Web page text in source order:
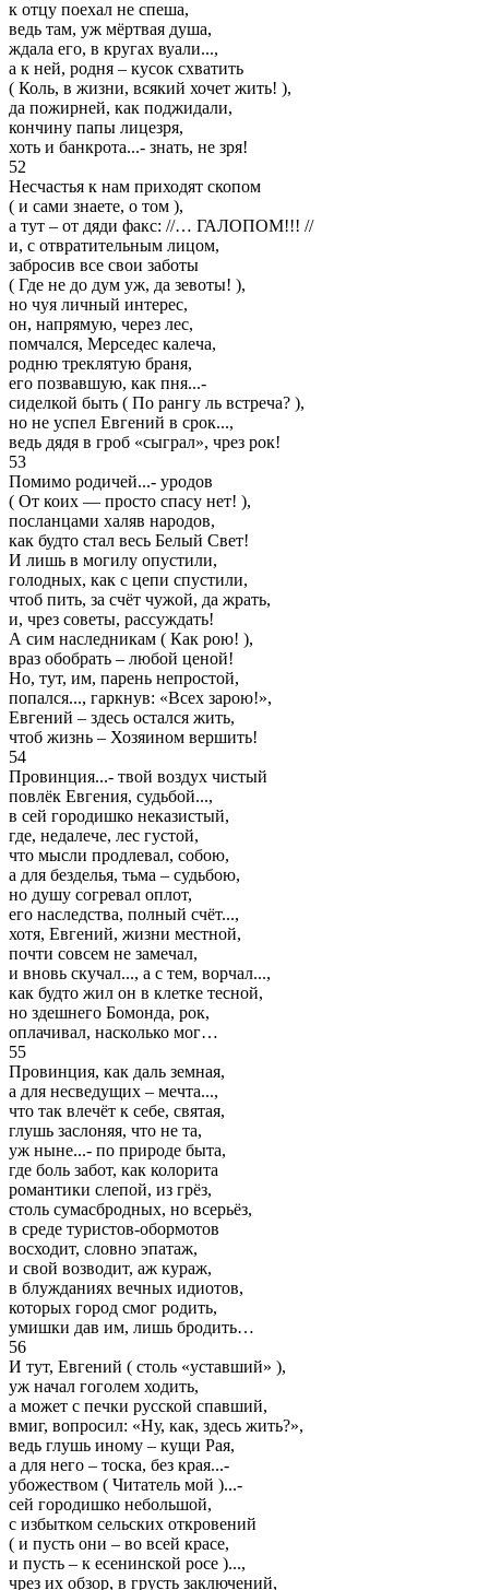
к отцу поехал не спеша,
ведь там, уж мёртвая душа,
ждала его, в кругах вуали...,
а к ней, родня – кусок схватить
( Коль, в жизни, всякий хочет жить! ),
да пожирней, как поджидали,
кончину папы лицезря,
хоть и банкрота...- знать, не зря!
52
Несчастья к нам приходят скопом
( и сами знаете, о том ),
а тут – от дяди факс: //… ГАЛОПОМ!!! //
и, с отвратительным лицом,
забросив все свои заботы
( Где не до дум уж, да зевоты! ),
но чуя личный интерес,
он, напрямую, через лес,
помчался, Мерседес калеча,
родню треклятую браня,
его позвавшую, как пня...-
сиделкой быть ( По рангу ль встреча? ),
но не успел Евгений в срок...,
ведь дядя в гроб «сыграл», чрез рок!
53
Помимо родичей...- уродов
( От коих — просто спасу нет! ),
посланцами халяв народов,
как будто стал весь Белый Свет!
И лишь в могилу опустили,
голодных, как с цепи спустили,
чтоб пить, за счёт чужой, да жрать,
и, чрез советы, рассуждать!
А сим наследникам ( Как рою! ),
враз обобрать – любой ценой!
Но, тут, им, парень непростой,
попался..., гаркнув: «Всех зарою!»,
Евгений – здесь остался жить,
чтоб жизнь – Хозяином вершить!
54
Провинция...- твой воздух чистый
повлёк Евгения, судьбой...,
в сей городишко неказистый,
где, недалече, лес густой,
что мысли продлевал, собою,
а для безделья, тьма – судьбою,
но душу согревал оплот,
его наследства, полный счёт...,
хотя, Евгений, жизни местной,
почти совсем не замечал,
и вновь скучал..., а с тем, ворчал...,
как будто жил он в клетке тесной,
но здешнего Бомонда, рок,
оплачивал, насколько мог…
55
Провинция, как даль земная,
а для несведущих – мечта...,
что так влечёт к себе, святая,
глушь заслоняя, что не та,
уж ныне...- по природе быта,
где боль забот, как колорита
романтики слепой, из грёз,
столь сумасбродных, но всерьёз,
в среде туристов-обормотов
восходит, словно эпатаж,
и свой возводит, аж кураж,
в блужданиях вечных идиотов,
которых город смог родить,
умишки дав им, лишь бродить…
56
И тут, Евгений ( столь «уставший» ),
уж начал гоголем ходить,
а может с печки русской спавший,
вмиг, вопросил: «Ну, как, здесь жить?»,
ведь глушь иному – кущи Рая,
а для него – тоска, без края...-
убожеством ( Читатель мой )...-
сей городишко небольшой,
с избытком сельских откровений
( и пусть они – во всей красе,
и пусть – к есенинской росе )...,
чрез их обзор, в грусть заключений,